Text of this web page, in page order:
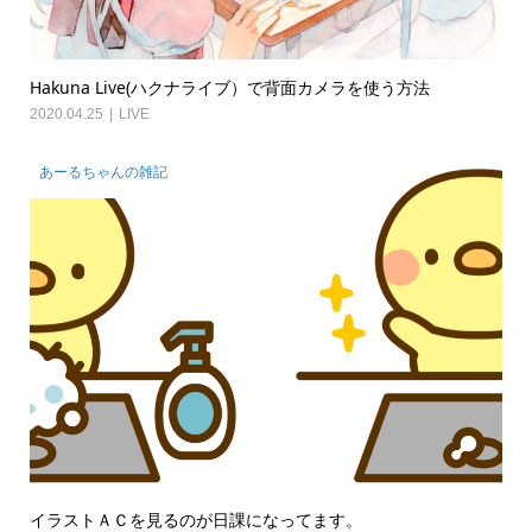
Hakuna Live(ハクナライブ）で背面カメラを使う方法
2020.04.25 LIVE
あーるちゃんの雑記
イラストＡＣを見るのが日課になってます。